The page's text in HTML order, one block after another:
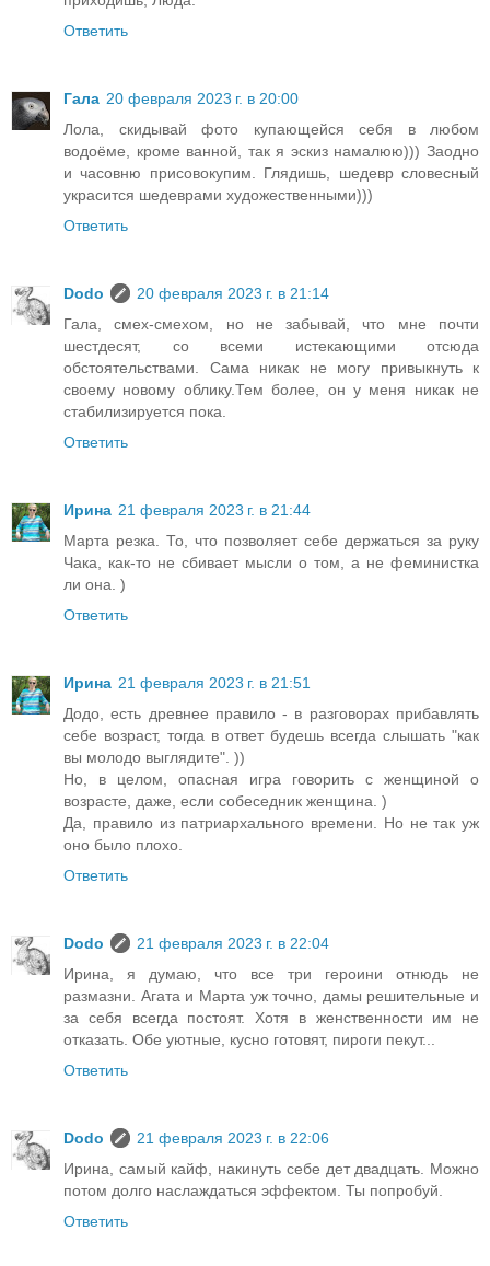
Ответить
Гала 20 февраля 2023 г. в 20:00
Лола, скидывай фото купающейся себя в любом
водоёме, кроме ванной, так я эскиз намалюю))) Заодно
и часовню присовокупим. Глядишь, шедевр словесный
украсится шедеврами художественными)))
Ответить
Dodo
20 февраля 2023 г. в 21:14
Гала, смех-смехом, но не забывай, что мне почти
шестдесят, со всеми истекающими отсюда
обстоятельствами. Сама никак не могу привыкнуть к
своему новому облику.Тем более, он у меня никак не
стабилизируется пока.
Ответить
Ирина 21 февраля 2023 г. в 21:44
Марта резка. То, что позволяет себе держаться за руку
Чака, как-то не сбивает мысли о том, а не феминистка
ли она. )
Ответить
Ирина 21 февраля 2023 г. в 21:51
Додо, есть древнее правило - в разговорах прибавлять
себе возраст, тогда в ответ будешь всегда слышать "как
вы молодо выглядите". ))
Но, в целом, опасная игра говорить с женщиной о
возрасте, даже, если собеседник женщина. )
Да, правило из патриархального времени. Но не так уж
оно было плохо.
Ответить
Dodo
21 февраля 2023 г. в 22:04
Ирина, я думаю, что все три героини отнюдь не
размазни. Агата и Марта уж точно, дамы решительные и
за себя всегда постоят. Хотя в женственности им не
отказать. Обе уютные, кусно готовят, пироги пекут...
Ответить
Dodo
21 февраля 2023 г. в 22:06
Ирина, самый кайф, накинуть себе дет двадцать. Можно
потом долго наслаждаться эффектом. Ты попробуй.
Ответить